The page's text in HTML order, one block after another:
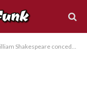
concede imortalidade a Silvio Santos em cerimônia especial